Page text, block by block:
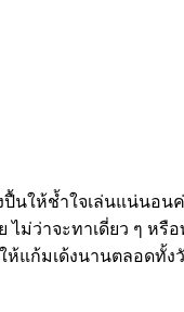
ให้ช้ำใจเล่นแน่นอนค่
ม่ว่าจะทาเดี่ยว ๆ ห
ห้แก้มเด้งนานตลอดทั้